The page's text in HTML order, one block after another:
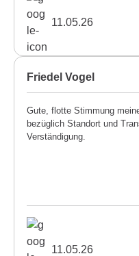
11.05.26
Friedel Vogel
Gute, flotte Stimmung
bezüglich Standort und
Verständigung.
11.05.26